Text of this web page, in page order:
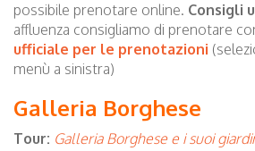
possibile prenotare online. Consigli
affluenza consigliamo di prenotare
ufficiale per le prenotazioni
menù a sinistra)
Galleria Borghese
Tour: Galleria Borghese e i suoi